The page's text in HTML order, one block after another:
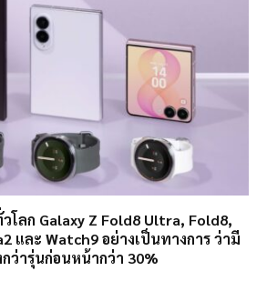
โลก Galaxy Z Fold8 Ultra, Fold8,
และ Watch9 อย่างเป็นทางการ ว่ามี
ว่ารุ่นก่อนหน้ากว่า 30%